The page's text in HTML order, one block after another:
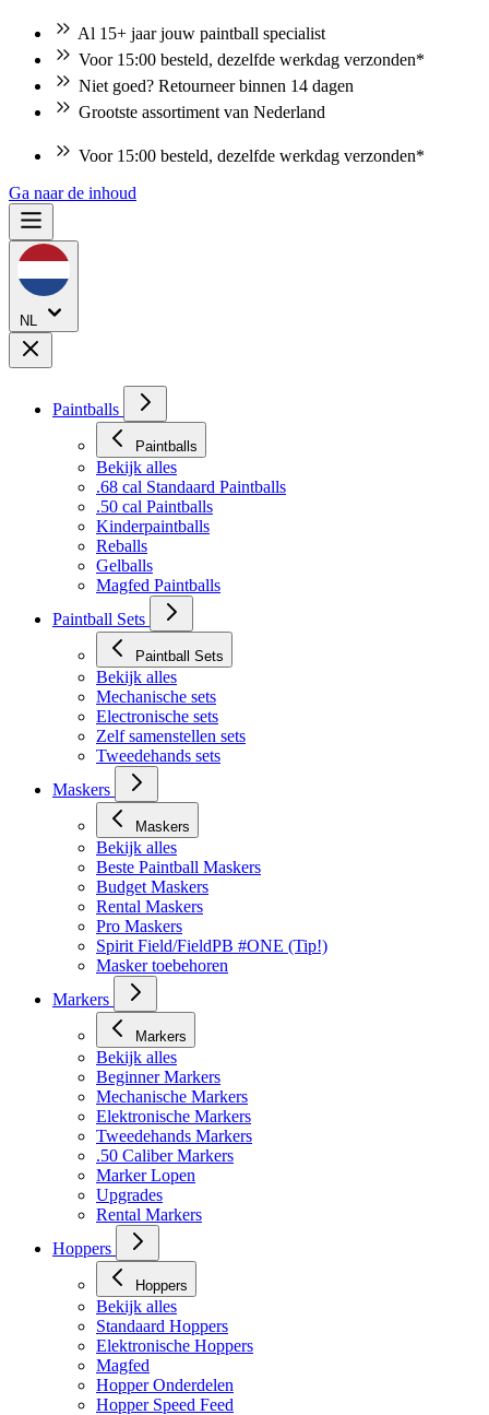
Al 15+ jaar jouw paintball specialist
Voor 15:00 besteld, dezelfde werkdag verzonden*
Niet goed? Retourneer binnen 14 dagen
Grootste assortiment van Nederland
Voor 15:00 besteld, dezelfde werkdag verzonden*
Ga naar de inhoud
NL
Paintballs
Paintballs
Bekijk alles
.68 cal Standaard Paintballs
.50 cal Paintballs
Kinderpaintballs
Reballs
Gelballs
Magfed Paintballs
Paintball Sets
Paintball Sets
Bekijk alles
Mechanische sets
Electronische sets
Zelf samenstellen sets
Tweedehands sets
Maskers
Maskers
Bekijk alles
Beste Paintball Maskers
Budget Maskers
Rental Maskers
Pro Maskers
Spirit Field/FieldPB #ONE (Tip!)
Masker toebehoren
Markers
Markers
Bekijk alles
Beginner Markers
Mechanische Markers
Elektronische Markers
Tweedehands Markers
.50 Caliber Markers
Marker Lopen
Upgrades
Rental Markers
Hoppers
Hoppers
Bekijk alles
Standaard Hoppers
Elektronische Hoppers
Magfed
Hopper Onderdelen
Hopper Speed Feed